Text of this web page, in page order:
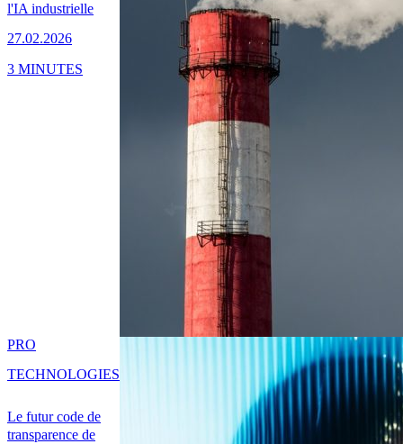
l'IA industrielle
27.02.2026
3 MINUTES
Le futur code de
transparence de
PRO
TECHNOLOGIES